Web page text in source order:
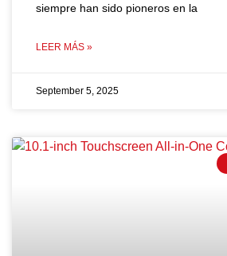
siempre han sido pioneros en la
LEER MÁS »
September 5, 2025